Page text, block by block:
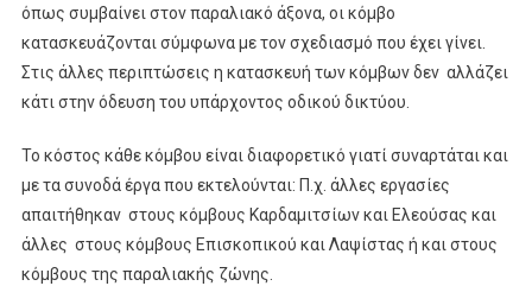
όπως συμβαίνει στον παραλιακό άξονα, οι κόμβο
κατασκευάζονται σύμφωνα με τον σχεδιασμό που έχει γίνει.
Στις άλλες περιπτώσεις η κατασκευή των κόμβων δεν αλλάζει
κάτι στην όδευση του υπάρχοντος οδικού δικτύου.
Το κόστος κάθε κόμβου είναι διαφορετικό γιατί συναρτάται και
με τα συνοδά έργα που εκτελούνται: Π.χ. άλλες εργασίες
απαιτήθηκαν στους κόμβους Καρδαμιτσίων και Ελεούσας και
άλλες στους κόμβους Επισκοπικού και Λαψίστας ή και στους
κόμβους της παραλιακής ζώνης.